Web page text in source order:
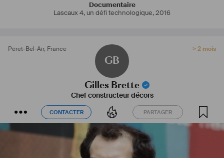
Documentaire
Lascaux 4, un défi technologique,2016
Péret-Bel-Air, France
GB
> 2 mois
Gilles Brette
Chef constructeur décors
CONTACTER PARTAGER
CONTACTER PARTAGER